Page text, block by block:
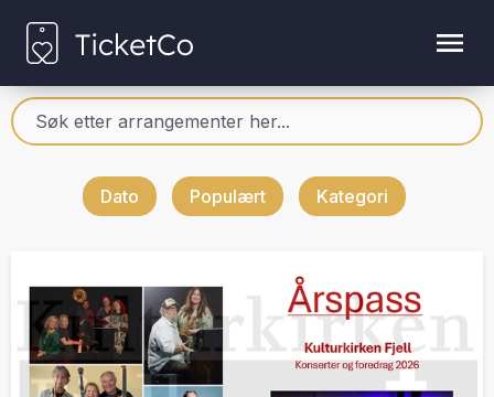
Dato Populært Kategori